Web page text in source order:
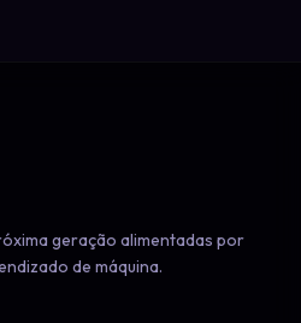
geração alimentadas por
de máquina.